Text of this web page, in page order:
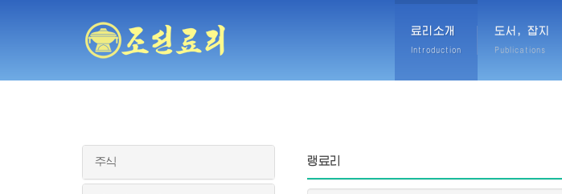
료리소개
Introduction
도서, 잡지
Publications
랭료리
주식